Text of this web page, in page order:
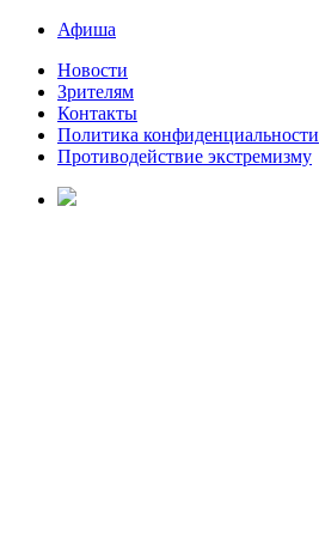
Афиша
Новости
Зрителям
Контакты
Политика конфиденциальности
Противодействие экстремизму